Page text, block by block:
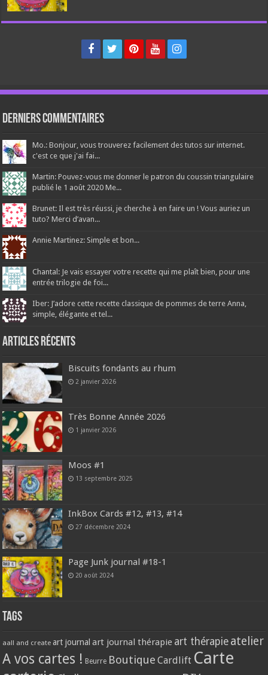
Derniers Commentaires
Mo.: Bonjour, vous trouverez facilement des tutos sur internet.
c'est ce que j'ai fai...
Martin: Pouvez-vous me donner le patron du coussin triangulaire
publié le 1 août 2020 Me...
Brunet: Il est très réussi, je cherche à en faire un ! Vous auriez un
tuto? Merci d’avan...
Annie Martinez: Simple et bon...
Chantal: Je vais essayer votre recette qui me plaît bien, pour une
entrée trilogie de foi...
Iber: J’adore cette recette classique de pommes de terre Anna,
simple, élégante et tel...
Articles récents
Biscuits fondants au rhum
2 janvier 2026
Très Bonne Année 2026
1 janvier 2026
Moos #1
13 septembre 2025
InkBox Cards #12, #13, #14
27 décembre 2024
Page Junk journal #18-1
20 août 2024
Tags
aall and create art journal art journal thérapie art thérapie atelier
A vos cartes ! Beurre Boutique Cardlift Carte